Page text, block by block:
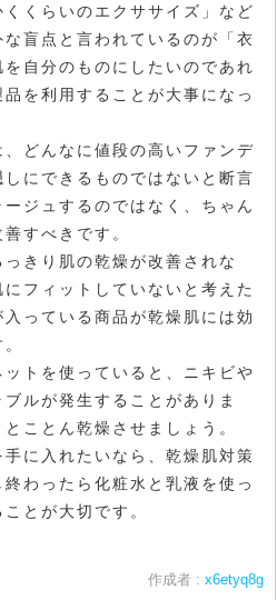
くらいのエクササイズ」など
盲点と言われているのが「衣
自分のものにしたいのであれ
を利用することが大事になっ
どんなに値段の高いファンデ
にできるものではないと断言
ジュするのではなく、ちゃん
すべきです。
っきり肌の乾燥が改善されな
フィットしていないと考えた
っている商品が乾燥肌には効
トを使っていると、ニキビや
ルが発生することがありま
ことん乾燥させましょう。
に入れたいなら、乾燥肌対策
わったら化粧水と乳液を使っ
とが大切です。
作成者 : x6etyq8g